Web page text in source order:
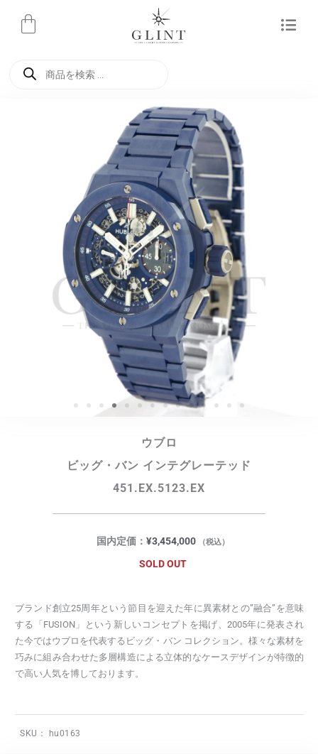
ウブロ
ビッグ・バン インテグレーテッド
451.EX.5123.EX
国内定価： ¥3,454,000 （税込）
SOLD OUT
ブランド創立25周年という節目を迎えた年に異素材との”融合”を意味
する「FUSION」という新しいコンセプトを掲げ、2005年に発表され
た今ではウブロを代表するビッグ・バン コレクション。様々な素材を
巧みに組み合わせた多層構造による立体的なケースデザインが特徴的
で高い人気を博しております。
SKU： hu0163